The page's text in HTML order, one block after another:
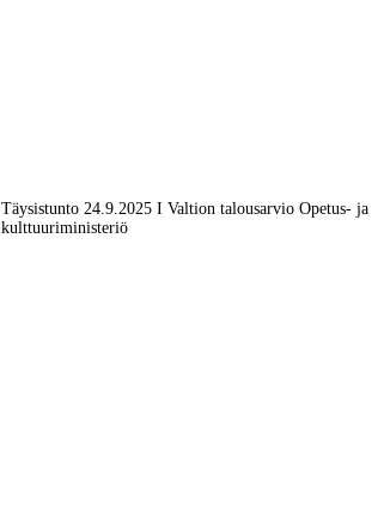
Täysistunto 24.9.2025 I Valtion talousarvio Opetus- ja
kulttuuriministeriö